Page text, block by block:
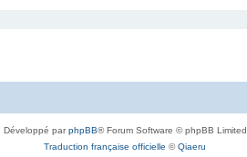
Développé parphpBB® Forum Software © phpBB Limited
Traduction française officielle ©Qiaeru